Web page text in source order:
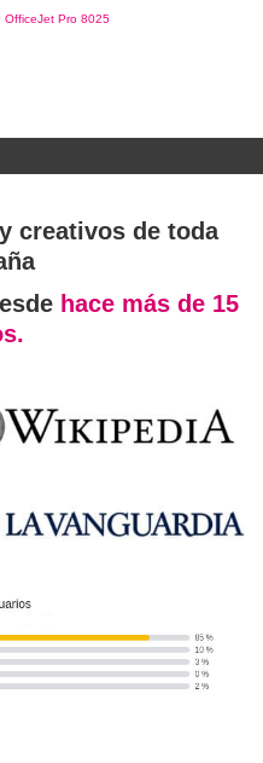
OfficeJet Pro 8025
creativos de toda
hace más de 15